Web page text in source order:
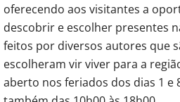
oferecendo aos visitantes a
descobrir e escolher presentes
feitos por diversos autores que
escolheram vir viver para a
aberto nos feriados dos dias 1 e